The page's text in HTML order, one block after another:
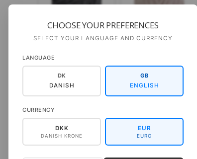
232 - PAPAYA PUNCH 329 KLAR RØD
KØB OPSKRIFTER TIL
FORHANDLERE:
LOG IND SOM FORHANDLER
CHOOSE YOUR PREFERENCES
SELECT YOUR LANGUAGE AND CURRENCY
LANGUAGE
DK
DANISH
GB
ENGLISH
CURRENCY
DKK
DANISH KRONE
EUR
EURO